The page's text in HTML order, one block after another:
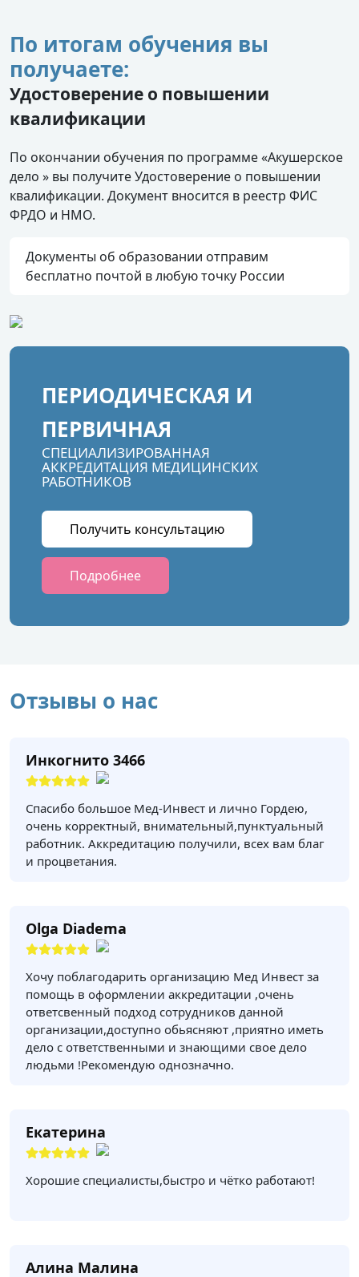
По итогам обучения вы
получаете:
Удостоверение о повышении
квалификации
По окончании обучения по программе «Акушерское
дело » вы получите Удостоверение о повышении
квалификации. Документ вносится в реестр ФИС
ФРДО и НМО.
Документы об образовании отправим
бесплатно почтой в любую точку России
ПЕРИОДИЧЕСКАЯ И
ПЕРВИЧНАЯ
СПЕЦИАЛИЗИРОВАННАЯ
АККРЕДИТАЦИЯ МЕДИЦИНСКИХ
РАБОТНИКОВ
Получить консультацию
Подробнее
Отзывы о нас
Инкогнито 3466
Спасибо большое Мед-Инвест и лично Гордею,
очень корректный, внимательный,пунктуальный
работник. Аккредитацию получили, всех вам благ
и процветания.
Olga Diadema
Хочу поблагодарить организацию Мед Инвест за
помощь в оформлении аккредитации ,очень
ответсвенный подход сотрудников данной
организации,доступно обьясняют ,приятно иметь
дело с ответственными и знающими свое дело
людьми !Рекомендую однозначно.
Екатерина
Хорошие специалисты,быстро и чётко работают!
Алина Малина